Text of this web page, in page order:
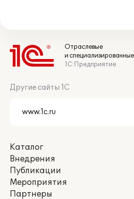
Отраслевые
и
1С:Предприятие
Другие сайты 1С
Каталог
Внедрения
Публикации
Мероприятия
Партнеры